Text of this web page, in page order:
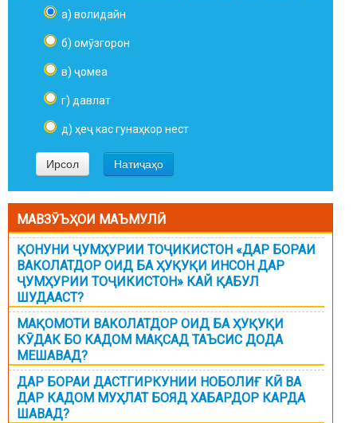
а) волидайн
б) омӯзгорон
в) ҷомеа
г) давлат
д) ҳеҷ кас гунаҳкор нест
МАВЗӮЪҲОИ МАЪМУЛӢ
ҚОНУНИ ҶУМҲУРИИ ТОҶИКИСТОН «ДАР БОРАИ
ВАКОЛАТДОР ОИД БА ҲУҚУҚИ ИНСОН ДАР
ҶУМҲУРИИ ТОҶИКИСТОН» КАЙ ҚАБУЛ
ШУДААСТ?
МАҚОМОТИ ВАКОЛАТДОР ОИД БА ҲУҚУҚИ
КӮДАК БО КАДОМ МАҚСАД ТАЪСИС ДОДА
МЕШАВАД?
ДАР БОРАИ ДАСТГИРКУНИИ НОБОЛИҒ КӢ ВА
ДАР КАДОМ МУҲЛАТ БОЯД ХАБАРДОР КАРДА
ШАВАД?